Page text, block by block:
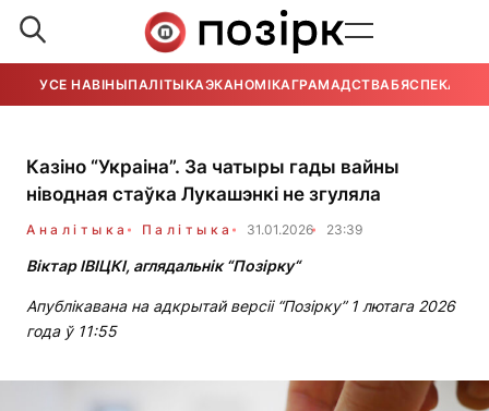
УСЕ НАВІНЫПАЛІТЫКАЭКАНОМІКАГРАМАДСТВАБЯСПЕКА
Казіно “Украіна”. За чатыры гады вайны
ніводная стаўка Лукашэнкі не згуляла
Аналітыка Палітыка 31.01.2026 23:39
Віктар ІВІЦКІ, аглядальнік “Позірку“
Апублікавана на адкрытай версіі “Позірку” 1 лютага 2026
года ў 11:55